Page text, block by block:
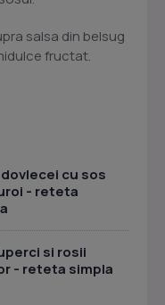
salsa din belsug
fructat.
cu sos
- reteta
si rosii
- reteta simpla